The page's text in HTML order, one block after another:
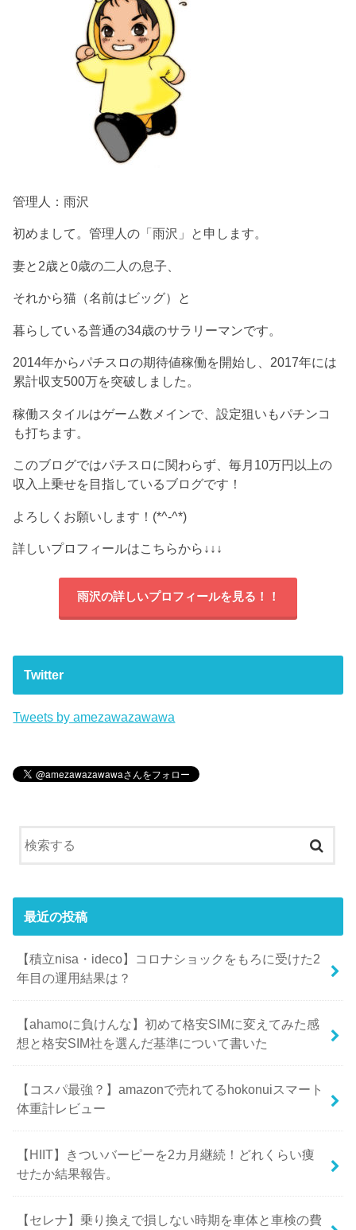
管理人：雨沢
初めまして。管理人の「雨沢」と申します。
妻と2歳と0歳の二人の息子、
それから猫（名前はビッグ）と
暮らしている普通の34歳のサラリーマンです。
2014年からパチスロの期待値稼働を開始し、2017年には
累計収支500万を突破しました。
稼働スタイルはゲーム数メインで、設定狙いもパチンコ
も打ちます。
このブログではパチスロに関わらず、毎月10万円以上の
収入上乗せを目指しているブログです！
よろしくお願いします！(*^-^*)
詳しいプロフィールはこちらから ↓↓↓
雨沢の詳しいプロフィールを見る！！
Twitter
Tweets by amezawazawawa
最近の投稿
【積立nisa・ideco】コロナショックをもろに受けた2
年目の運用結果は？
【ahamoに負けんな】初めて格安SIMに変えてみた感
想と格安SIM社を選んだ基準について書いた
【コスパ最強？】amazonで売れてるhokonuiスマート
体重計レビュー
【HIIT】きついバーピーを2カ月継続！どれくらい痩
せたか結果報告。
【セレナ】乗り換えで損しない時期を車体と車検の費